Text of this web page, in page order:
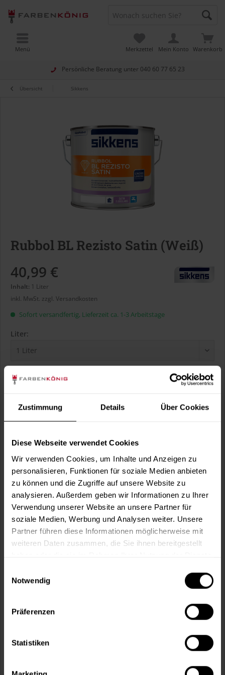
Zustimmung Details Über Cookies
Diese Webseite verwendet Cookies
Wir verwenden Cookies, um Inhalte und Anzeigen zu
personalisieren, Funktionen für soziale Medien anbieten
zu können und die Zugriffe auf unsere Website zu
analysieren. Außerdem geben wir Informationen zu Ihrer
Verwendung unserer Website an unsere Partner für
soziale Medien, Werbung und Analysen weiter. Unsere
Partner führen diese Informationen möglicherweise mit
weiteren Daten zusammen, die Sie ihnen bereitgestellt
Notwendig
Präferenzen
Statistiken
Persönliche Beratung unter 040 60 77 65 23
Warenkorb
Merkzettel Mein Konto
Menü
Übersicht Sikkens
Rubbol BL Rezisto Satin (Weiß)
40,99 €
Inhalt: 1 Liter
inkl. MwSt. zzgl. Versandkosten
Sofort versandfertig, Lieferzeit ca. 1-3 Arbeitstage
Liter:
Verbrauch berechnen
m²
In den Warenkorb
Merken Fragen zum Artikel?
Artikel-Nr.: SI0079WEISS
Versand innerhalb von 48h*